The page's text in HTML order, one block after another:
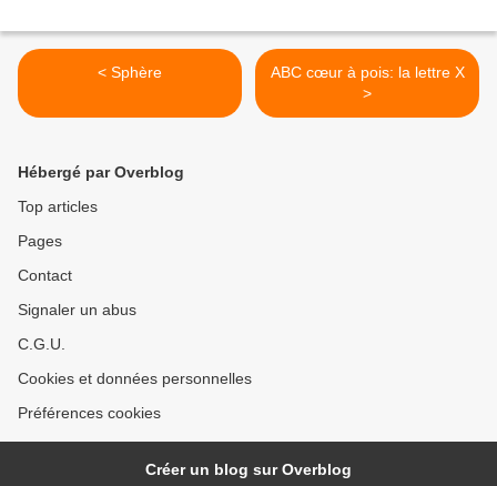
< Sphère
ABC cœur à pois: la lettre X
>
Hébergé par Overblog
Top articles
Pages
Contact
Signaler un abus
C.G.U.
Cookies et données personnelles
Préférences cookies
Créer un blog sur Overblog